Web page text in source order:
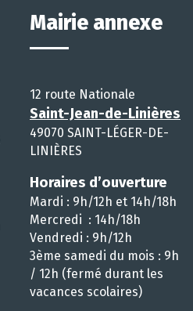
Mairie annexe
12 route Nationale
Saint-Jean-de-Linières
49070 SAINT-LÉGER-DE-
LINIÈRES
Horaires d’ouverture
Mardi : 9h/12h et 14h/18h
Mercredi : 14h/18h
Vendredi : 9h/12h
3ème samedi du mois : 9h
/ 12h (fermé durant les
vacances scolaires)